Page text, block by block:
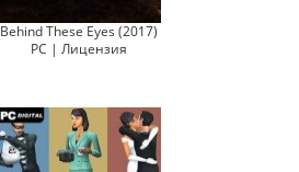
Behind These Eyes (2017)
PC | Лицензия